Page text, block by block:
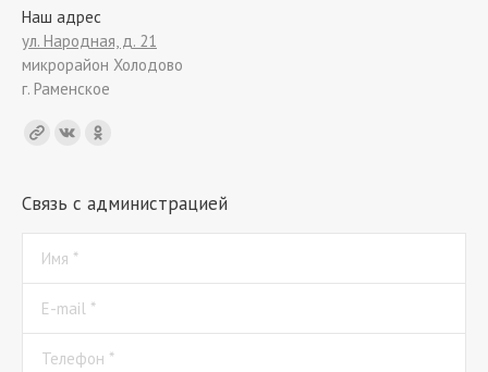
Наш адрес
ул. Народная, д. 21
микрорайон Холодово
г. Раменское
Find us on:
Связь с администрацией
Имя *
E-mail *
Телефон *